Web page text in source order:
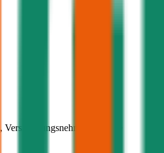
, Versicherungsnehmer 30 Jahre